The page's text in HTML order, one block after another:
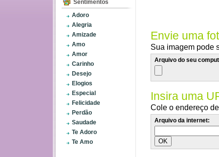
Sentimentos
Adoro
Alegria
Amizade
Amo
Amor
Carinho
Desejo
Elogios
Especial
Felicidade
Perdão
Saudade
Te Adoro
Te Amo
Envie uma
Sua imagem pode
Arquivo do seu
Insira uma
Cole o endereço
Arquivo da internet: